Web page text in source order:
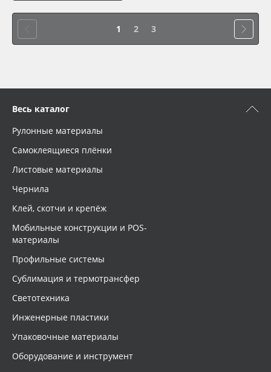
1 2 3
Весь каталог
Рулонные материалы
Самоклеящиеся плёнки
Листовые материалы
Чернила
Клей, скотчи и крепёж
Мобильные конструкции и POS-
материалы
Профильные системы
Сублимация и термотрансфер
Светотехника
Инженерные пластики
Упаковочные материалы
Оборудование и инструмент